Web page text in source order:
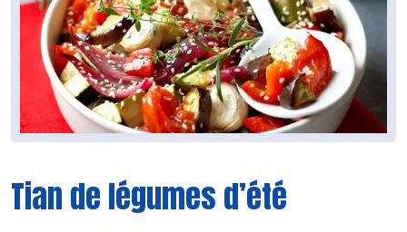
Tian de légumes d’été